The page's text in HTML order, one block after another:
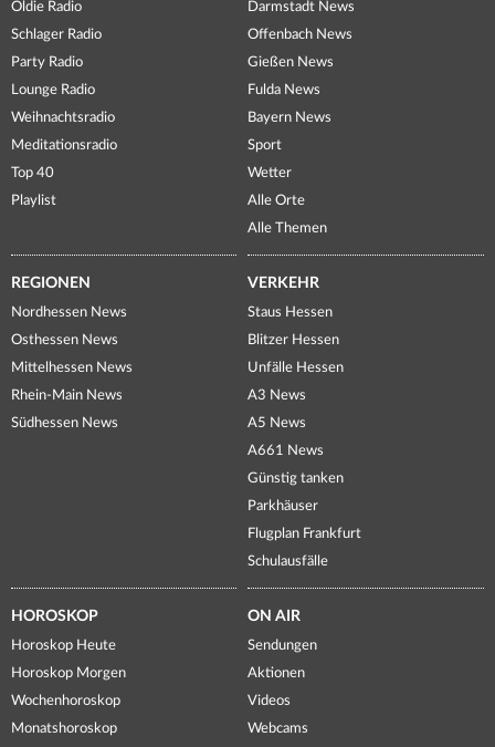
Oldie Radio
Schlager Radio
Party Radio
Lounge Radio
Weihnachtsradio
Meditationsradio
Top 40
Playlist
Darmstadt News
Offenbach News
Gießen News
Fulda News
Bayern News
Sport
Wetter
Alle Orte
Alle Themen
REGIONEN
Nordhessen News
Osthessen News
Mittelhessen News
Rhein-Main News
Südhessen News
VERKEHR
Staus Hessen
Blitzer Hessen
Unfälle Hessen
A3 News
A5 News
A661 News
Günstig tanken
Parkhäuser
Flugplan Frankfurt
Schulausfälle
HOROSKOP
Horoskop Heute
Horoskop Morgen
Wochenhoroskop
Monatshoroskop
ON AIR
Sendungen
Aktionen
Videos
Webcams